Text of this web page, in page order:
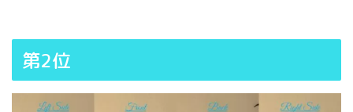
第2位